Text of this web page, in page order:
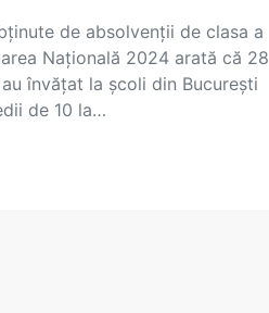
de absolvenții de clasa a
Națională 2024 arată că 28
învățat la școli din București
de 10 la…